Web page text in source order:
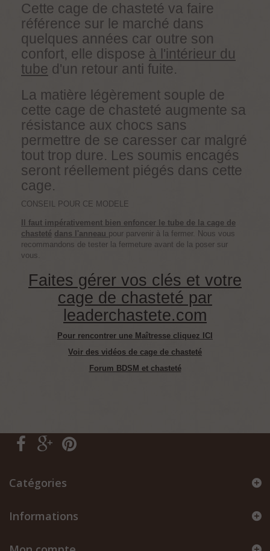
Cette cage de chasteté va faire
référence sur le marché dans
quelques années car outre son
confort, elle dispose à l'intérieur du
tube d'un retour anti fuite.
La matière légèrement souple de
cette cage de chasteté augmente sa
résistance aux chocs sans
permettre de se caresser car malgré
tout trop dure. Les soumis encagés
seront réellement piégés dans cette
cage.
CONSEIL POUR CE MODELE
Il faut impérativement bien enfoncer le tube de la cage de
chasteté dans l'anneau pour parvenir à la fermer. Nous vous
recommandons de tester la fermeture avant de la poser sur
vous.
Faites gérer vos clés et votre
cage de chasteté par
leaderchastete.com
Pour rencontrer une Maîtresse cliquez ICI
Voir des vidéos de cage de chasteté
Forum BDSM et chasteté
Catégories
Informations